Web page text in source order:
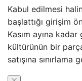
Kabul edilmesi
başlattığı girişim
Kasım ayına
kültürünün bir
satışına sınırlama